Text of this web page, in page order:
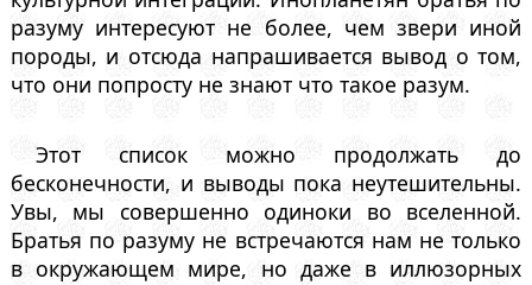
разуму интересуют не более, чем звери иной
породы, и отсюда напрашивается вывод о том,
что они попросту не знают что такое разум.
Этот список можно продолжать до
бесконечности, и выводы пока неутешительны.
Увы, мы совершенно одиноки во вселенной.
Братья по разуму не встречаются нам не только
в окружающем мире, но даже в иллюзорных